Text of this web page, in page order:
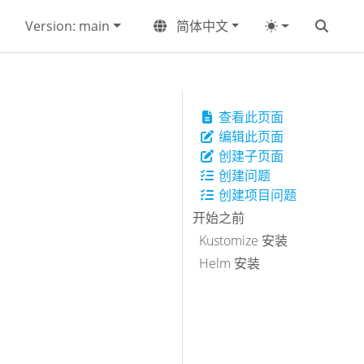
Version: main 简体中文
查看此页面
编辑此页面
创建子页面
创建问题
创建项目问题
开始之前
Kustomize 安装
Helm 安装